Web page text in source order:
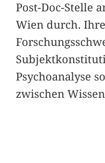
Post-Doc-Stelle
Wien durch.
Psychoanalyse
zwischen